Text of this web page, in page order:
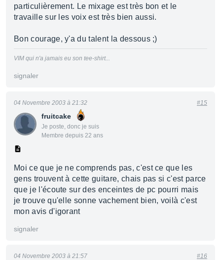
particulièrement. Le mixage est très bon et le
travaille sur les voix est très bien aussi.
Bon courage, y'a du talent la dessous ;)
VIM qui n'a jamais eu son tee-shirt...
signaler
fruitcake
Je poste, donc je suis
Membre depuis 22 ans
04 Novembre 2003 à 21:32 #15
Moi ce que je ne comprends pas, c'est ce que les
gens trouvent à cette guitare, chais pas si c'est parce
que je l'écoute sur des enceintes de pc pourri mais
je trouve qu'elle sonne vachement bien, voilà c'est
mon avis d'igorant
signaler
04 Novembre 2003 à 21:57 #16